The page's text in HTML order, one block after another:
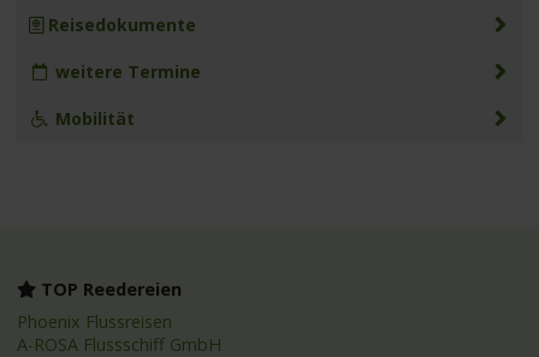
Reisedokumente
weitere Termine
Mobilität
TOP Reedereien
Phoenix Flussreisen
A-ROSA Flussschiff GmbH